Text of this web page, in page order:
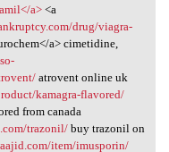
a><a
drug/viagra-
a> cimetidine,
atrovent online uk
kamagra-flavored/
from canada
trazonil/buy trazonil on
item/imusporin/